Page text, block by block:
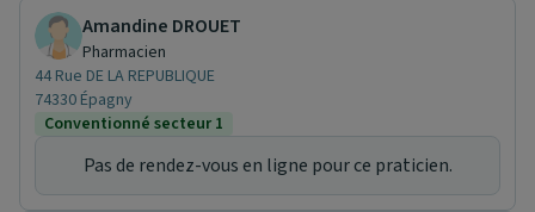
Amandine DROUET
Pharmacien
44 Rue DE LA REPUBLIQUE
74330 Épagny
Conventionné secteur 1
Pas de rendez-vous en ligne pour ce praticien.